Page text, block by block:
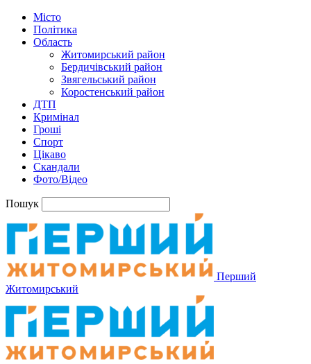
Місто
Політика
Область
Житомирський район
Бердичівський район
Звягельський район
Коростенський район
ДТП
Кримінал
Гроші
Спорт
Цікаво
Скандали
Фото/Відео
Пошук
Перший
Житомирський